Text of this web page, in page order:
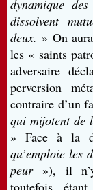
dynamique
dissolvent
deux. » On
les « saints
adversaire
perversion
contraire d’un
qui mijotent de
» Face à la
qu’emploie les
peur »), il
toutefois,